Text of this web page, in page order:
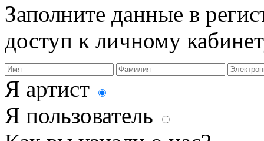
Заполните данные в
доступ к личному
Я артист
Я пользователь